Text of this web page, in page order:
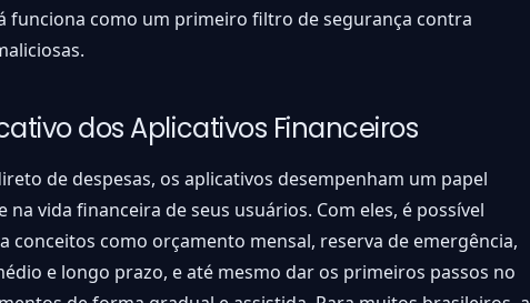
funciona como um primeiro filtro de segurança contra
dos Aplicativos Financeiros
de despesas, os aplicativos desempenham um papel
na vida financeira de seus usuários. Com eles, é possível
conceitos como orçamento mensal, reserva de emergência,
e longo prazo, e até mesmo dar os primeiros passos no